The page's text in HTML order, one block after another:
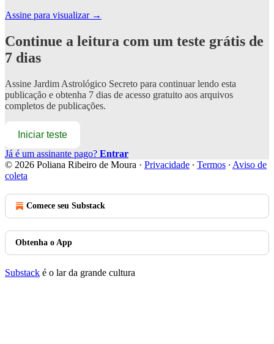
Assine para visualizar →
Continue a leitura com um teste grátis de
7 dias
Assine Jardim Astrológico Secreto para continuar lendo esta
publicação e obtenha 7 dias de acesso gratuito aos arquivos
completos de publicações.
Iniciar teste
Já é um assinante pago? Entrar
© 2026 Poliana Ribeiro de Moura · Privacidade ∙ Termos ∙ Aviso de
coleta
Comece seu Substack
Obtenha o App
Substack é o lar da grande cultura